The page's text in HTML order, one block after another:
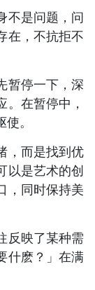
不是问题，问
在，不抗拒不
暂停一下，深
在暂停中，
。
，而是找到优
以是艺术的创
，同时保持美
反映了某种需
什麽？」在满